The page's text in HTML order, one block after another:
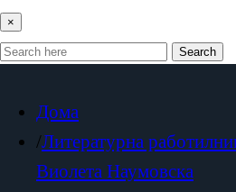
×
Search
Дома
Литературна
Виолета Наумовска